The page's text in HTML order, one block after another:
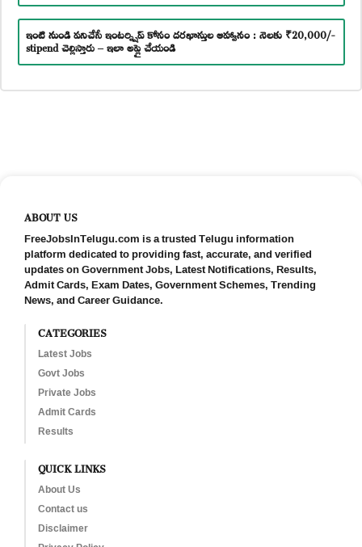
ఇంటి నుండి పనిచేసే ఇంటర్న్షిప్ కోసం దరఖాస్తుల ఆహ్వానం : నెలకు ₹20,000/-
stipend చెల్లిస్తారు – ఇలా అప్లై చేయండి
ABOUT US
FreeJobsInTelugu.com is a trusted Telugu information
platform dedicated to providing fast, accurate, and verified
updates on Government Jobs, Latest Notifications, Results,
Admit Cards, Exam Dates, Government Schemes, Trending
News, and Career Guidance.
CATEGORIES
Latest Jobs
Govt Jobs
Private Jobs
Admit Cards
Results
QUICK LINKS
About Us
Contact us
Disclaimer